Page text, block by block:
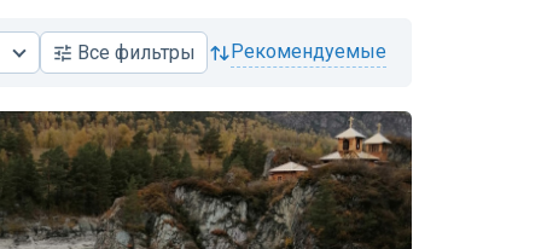
Всефильтры рекомендуемые